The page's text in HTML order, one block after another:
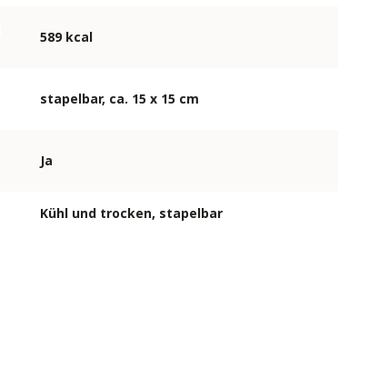
589 kcal
stapelbar, ca. 15 x 15 cm
Ja
Kühl und trocken, stapelbar